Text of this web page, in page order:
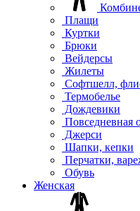
Плащи
Куртки
Брюки
Вейдерсы
Жилеты
Софтшелл,
Термобелье
Дождевики
Повседневная
Джерси
Шапки, кепки
Перчатки,
Обувь
Женская